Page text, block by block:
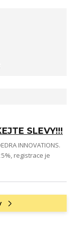
SLEVY!!!
INNOVATIONS.
registrace je